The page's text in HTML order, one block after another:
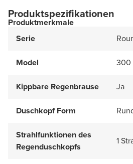
Produktspezifikationen
Produktmerkmale
Serie
Model 300
Kippbare Regenbrause Ja
Duschkopf Form
Strahlfunktionen des
Regenduschkopfs
1